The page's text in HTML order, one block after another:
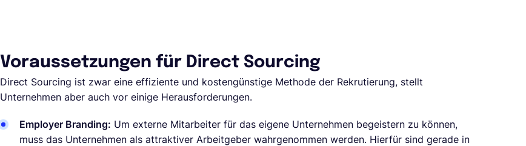
Voraussetzungen für Direct Sourcing
Direct Sourcing ist zwar eine effiziente und kostengünstige Methode der Rekrutierung, stellt
Unternehmen aber auch vor einige Herausforderungen.
Employer Branding: Um externe Mitarbeiter für das eigene Unternehmen begeistern zu können,
muss das Unternehmen als attraktiver Arbeitgeber wahrgenommen werden. Hierfür sind gerade in